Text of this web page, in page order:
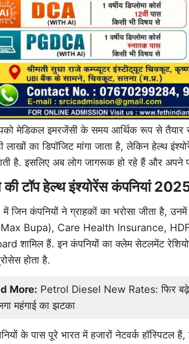
मेडिकल इमरजेंसी के समय आर्थिक रूप से तैयार
लाखों का डिपॉजिट मांगा जाता है, लेकिन हेल्थ
है. इसलिए अब लोग जागरूक हो रहे हैं और अपने
की टॉप हेल्थ इंश्योरेंस कंपनियां
जिन कंपनियों ने ग्राहकों का भरोसा जीता है,
Max Bupa), Care Health Insurance,
शामिल हैं. इन कंपनियों का क्लेम सेटलमेंट
होता है.
More: Petrol Diesel New Rates: फिर
महंगाई का झटका
के पास पूरे भारत में हजारों नेटवर्क